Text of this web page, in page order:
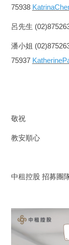
75938
呂先生
潘小姐
75937
敬祝
教安順心
中租控股 招募團